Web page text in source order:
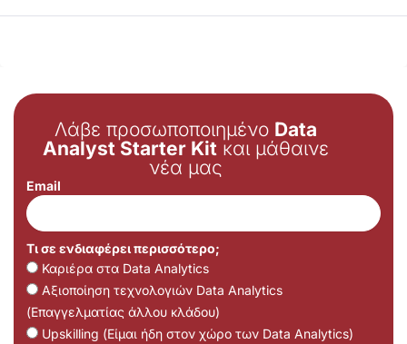
Λάβε προσωποποιημένο Data
Analyst Starter Kit και μάθαινε
νέα μας
Email
Τι σε ενδιαφέρει περισσότερο;
Καριέρα στα Data Analytics
Αξιοποίηση τεχνολογιών Data Analytics
(Επαγγελματίας άλλου κλάδου)
Upskilling (Είμαι ήδη στον χώρο των Data Analytics)